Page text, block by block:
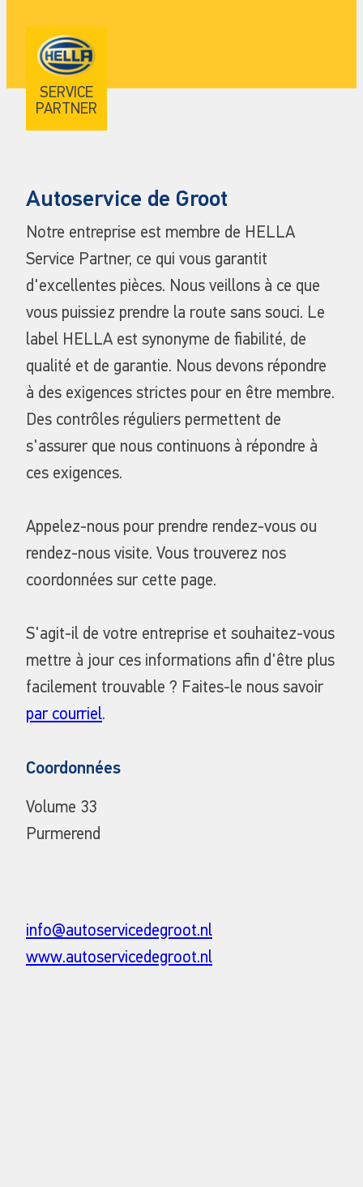
SERVICE
PARTNER
Autoservice de Groot
Notre entreprise est membre de HELLA
Service Partner, ce qui vous garantit
d'excellentes pièces. Nous veillons à ce que
vous puissiez prendre la route sans souci. Le
label HELLA est synonyme de fiabilité, de
qualité et de garantie. Nous devons répondre
à des exigences strictes pour en être membre.
Des contrôles réguliers permettent de
s'assurer que nous continuons à répondre à
ces exigences.
Appelez-nous pour prendre rendez-vous ou
rendez-nous visite. Vous trouverez nos
coordonnées sur cette page.
S'agit-il de votre entreprise et souhaitez-vous
mettre à jour ces informations afin d'être plus
facilement trouvable ? Faites-le nous savoir
par courriel.
Coordonnées
Volume 33
Purmerend
info@autoservicedegroot.nl
www.autoservicedegroot.nl